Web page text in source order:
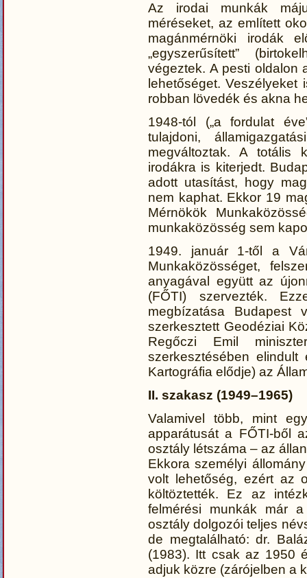
Az irodai munkák
méréseket, az említett
magánmérnöki irodák
„egyszerűsített”
végeztek. A pesti oldalon
lehetőséget.
robban lövedék és akna
1948-tól („a fordulat
tulajdoni,
megváltoztak. A totális
irodákra is kiterjedt.
adott utasítást, hogy
nem kaphat. Ekkor 19
Mérnökök
munkaközösség sem
1949. január 1-től a
Munkaközösséget,
anyagával együtt az
(FŐTI) szervezték.
megbízatása Budapest
szerkesztett Geodéziai
Regőczi Emil
szerkesztésében
Kartográfia elődje) az
II. szakasz (1949–1965)
Valamivel több, mint
apparátusát a FŐTI-ből
osztály létszáma – az
Ekkora személyi
volt lehetőség, ezért az
költöztették. Ez az
felmérési munkák már
osztály dolgozói teljes
de megtalálható: dr.
(1983). Itt csak az 1950
adjuk közre (zárójelben a